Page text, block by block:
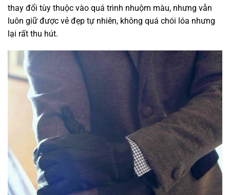
thay đổi tùy thuộc vào quá trình nhuộm màu, nhưng vẫn
luôn giữ được vẻ đẹp tự nhiên, không quá chói lóa nhưng
lại rất thu hút.